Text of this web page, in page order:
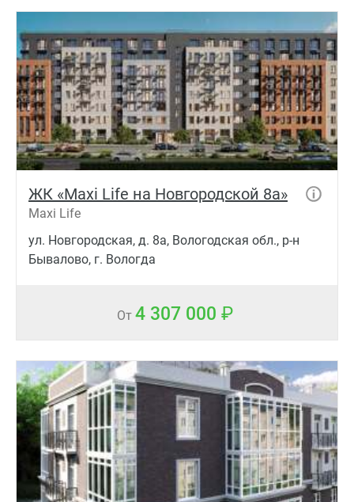
ЖК «Maxi Life на Новгородской 8а»
Maxi Life
ул. Новгородская, д. 8а, Вологодская обл., р-н
Бывалово, г. Вологда
От 4 307 000